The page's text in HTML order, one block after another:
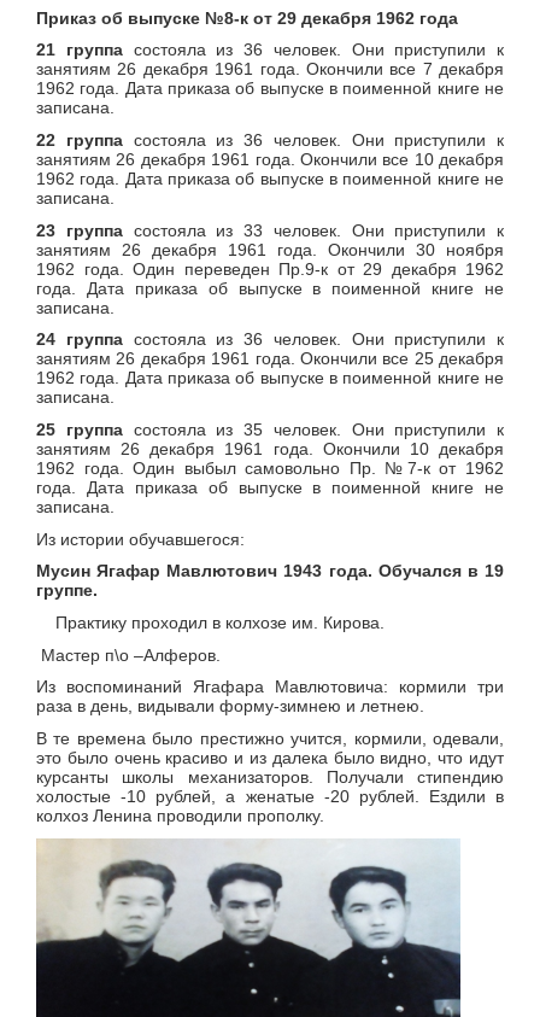
Приказ об выпуске №8-к от 29 декабря 1962 года
21 группа состояла из 36 человек. Они приступили к
занятиям 26 декабря 1961 года. Окончили все 7 декабря
1962 года. Дата приказа об выпуске в поименной книге не
записана.
22 группа состояла из 36 человек. Они приступили к
занятиям 26 декабря 1961 года. Окончили все 10 декабря
1962 года. Дата приказа об выпуске в поименной книге не
записана.
23 группа состояла из 33 человек. Они приступили к
занятиям 26 декабря 1961 года. Окончили 30 ноября
1962 года. Один переведен Пр.9-к от 29 декабря 1962
года. Дата приказа об выпуске в поименной книге не
записана.
24 группа состояла из 36 человек. Они приступили к
занятиям 26 декабря 1961 года. Окончили все 25 декабря
1962 года. Дата приказа об выпуске в поименной книге не
записана.
25 группа состояла из 35 человек. Они приступили к
занятиям 26 декабря 1961 года. Окончили 10 декабря
1962 года. Один выбыл самовольно Пр. №7-к от 1962
года. Дата приказа об выпуске в поименной книге не
записана.
Из истории обучавшегося:
Мусин Ягафар Мавлютович 1943 года. Обучался в 19
группе.
Практику проходил в колхозе им. Кирова.
Мастер п\о –Алферов.
Из воспоминаний Ягафара Мавлютовича: кормили три
раза в день, видывали форму-зимнею и летнею.
В те времена было престижно учится, кормили, одевали,
это было очень красиво и из далека было видно, что идут
курсанты школы механизаторов. Получали стипендию
холостые -10 рублей, а женатые -20 рублей. Ездили в
колхоз Ленина проводили прополку.